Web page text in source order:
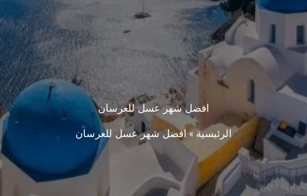
افضل شهر عسل للعرسان
الرئيسية » افضل شهر عسل للعرسان